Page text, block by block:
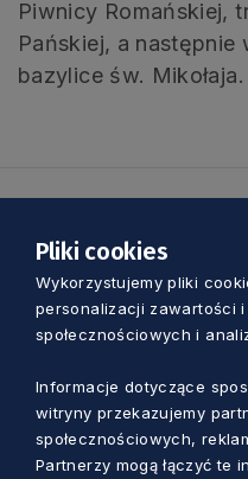
Piwnicy Romańskiej,
Pańskiej, a następnie
bazylice św. Mikołaja.
Pliki cookies
Wykorzystujemy pliki
personalizacji zawartości
społecznościowych i
Informacje dotyczące
witryny przekazujemy
społecznościowych,
Partnerzy mogą łączyć te